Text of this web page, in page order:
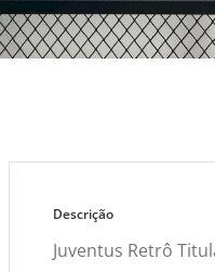
Descrição
Juventus Retrô